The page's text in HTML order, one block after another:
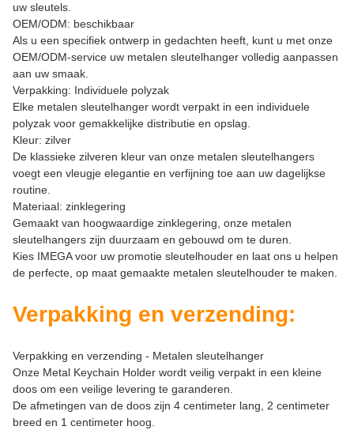
uw sleutels.
OEM/ODM: beschikbaar
Als u een specifiek ontwerp in gedachten heeft, kunt u met onze
OEM/ODM-service uw metalen sleutelhanger volledig aanpassen
aan uw smaak.
Verpakking: Individuele polyzak
Elke metalen sleutelhanger wordt verpakt in een individuele
polyzak voor gemakkelijke distributie en opslag.
Kleur: zilver
De klassieke zilveren kleur van onze metalen sleutelhangers
voegt een vleugje elegantie en verfijning toe aan uw dagelijkse
routine.
Materiaal: zinklegering
Gemaakt van hoogwaardige zinklegering, onze metalen
sleutelhangers zijn duurzaam en gebouwd om te duren.
Kies IMEGA voor uw promotie sleutelhouder en laat ons u helpen
de perfecte, op maat gemaakte metalen sleutelhouder te maken.
Verpakking en verzending:
Verpakking en verzending - Metalen sleutelhanger
Onze Metal Keychain Holder wordt veilig verpakt in een kleine
doos om een veilige levering te garanderen.
De afmetingen van de doos zijn 4 centimeter lang, 2 centimeter
breed en 1 centimeter hoog.